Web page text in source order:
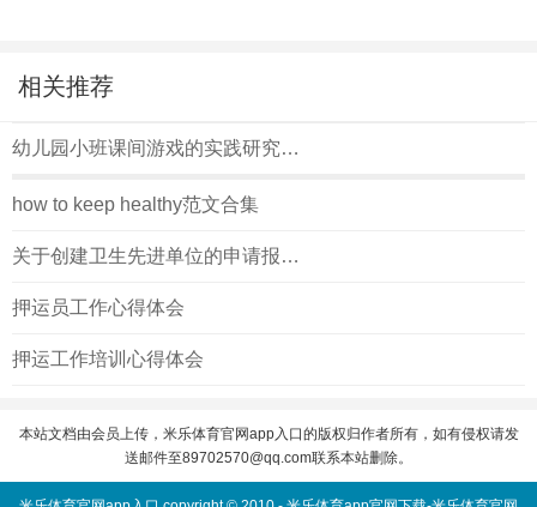
相关推荐
幼儿园小班课间游戏的实践研究课题
how to keep healthy范文合集
关于创建卫生先进单位的申请报告(正)
押运员工作心得体会
押运工作培训心得体会
本站文档由会员上传，米乐体育官网app入口的版权归作者所有，如有侵权请发
送邮件至89702570@qq.com联系本站删除。